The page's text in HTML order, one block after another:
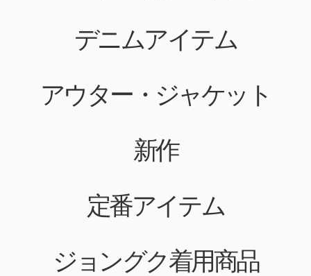
デニムアイテム
アウター・ジャケット
新作
定番アイテム
ジョングク着用商品